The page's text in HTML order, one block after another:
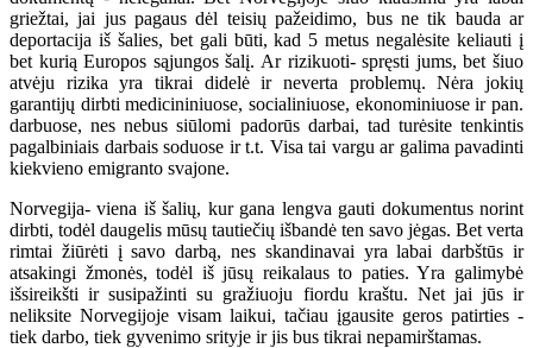
griežtai, jai jus pagaus dėl teisių pažeidimo, bus ne tik bauda ar
deportacija iš šalies, bet gali būti, kad 5 metus negalėsite keliauti į
bet kurią Europos sąjungos šalį. Ar rizikuoti- spręsti jums, bet šiuo
atvėju rizika yra tikrai didelė ir neverta problemų. Nėra jokių
garantijų dirbti medicininiuose, socialiniuose, ekonominiuose ir pan.
darbuose, nes nebus siūlomi padorūs darbai, tad turėsite tenkintis
pagalbiniais darbais soduose ir t.t. Visa tai vargu ar galima pavadinti
kiekvieno emigranto svajone.
Norvegija- viena iš šalių, kur gana lengva gauti dokumentus norint
dirbti, todėl daugelis mūsų tautiečių išbandė ten savo jėgas. Bet verta
rimtai žiūrėti į savo darbą, nes skandinavai yra labai darbštūs ir
atsakingi žmonės, todėl iš jūsų reikalaus to paties. Yra galimybė
išsireikšti ir susipažinti su gražiuoju fiordu kraštu. Net jai jūs ir
neliksite Norvegijoje visam laikui, tačiau įgausite geros patirties -
tiek darbo, tiek gyvenimo srityje ir jis bus tikrai nepamirštamas.